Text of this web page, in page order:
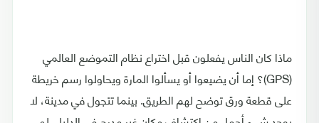
ماذا كان الناس يفعلون قبل اختراع نظام التموضع العالمي
(GPS)؟ إما أن يضيعوا أو يسألوا المارة ويحاولوا رسم خريطة
على قطعة ورق توضح لهم الطريق. بينما تتجول في مدينة، لا